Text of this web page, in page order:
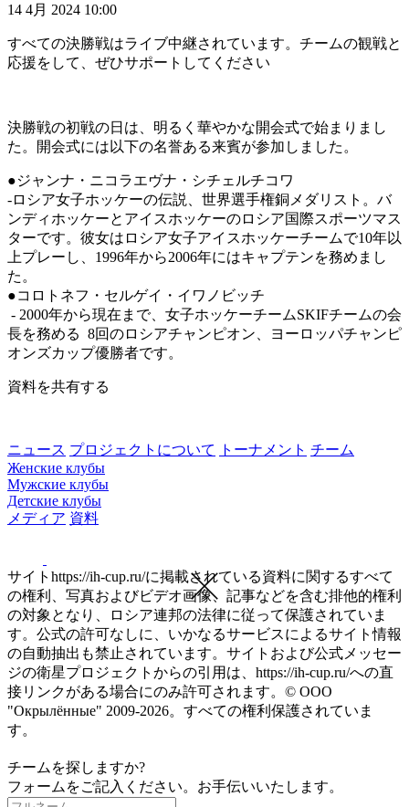
14 4月 2024 10:00
すべての決勝戦はライブ中継されています。チームの観戦と
応援をして、ぜひサポートしてください
決勝戦の初戦の日は、明るく華やかな開会式で始まりまし
た。開会式には以下の名誉ある来賓が参加しました。
●ジャンナ・ニコラエヴナ・シチェルチコワ
‐ロシア女子ホッケーの伝説、世界選手権銅メダリスト。バ
ンディホッケーとアイスホッケーのロシア国際スポーツマス
ターです。彼女はロシア女子アイスホッケーチームで10年以
上プレーし、1996年から2006年にはキャプテンを務めまし
た。
●コロトネフ・セルゲイ・イワノビッチ
- 2000年から現在まで、女子ホッケーチームSKIFチームの会
長を務める 8回のロシアチャンピオン、ヨーロッパチャンピ
オンズカップ優勝者です。
資料を共有する
ニュース プロジェクトについて トーナメント チーム
Женские клубы
Мужские клубы
Детские клубы
メディア 資料
サイトhttps://ih-cup.ru/に掲載されている資料に関するすべて
の権利、写真およびビデオ画像、記事などを含む排他的権利
の対象となり、ロシア連邦の法律に従って保護されていま
す。公式の許可なしに、いかなるサービスによるサイト情報
の自動抽出も禁止されています。サイトおよび公式メッセー
ジの衛星プロジェクトからの引用は、https://ih-cup.ru/への直
接リンクがある場合にのみ許可されます。© ООО
"Окрылённые" 2009-2026。すべての権利保護されていま
す。
チームを探しますか?
フォームをご記入ください。お手伝いいたします。